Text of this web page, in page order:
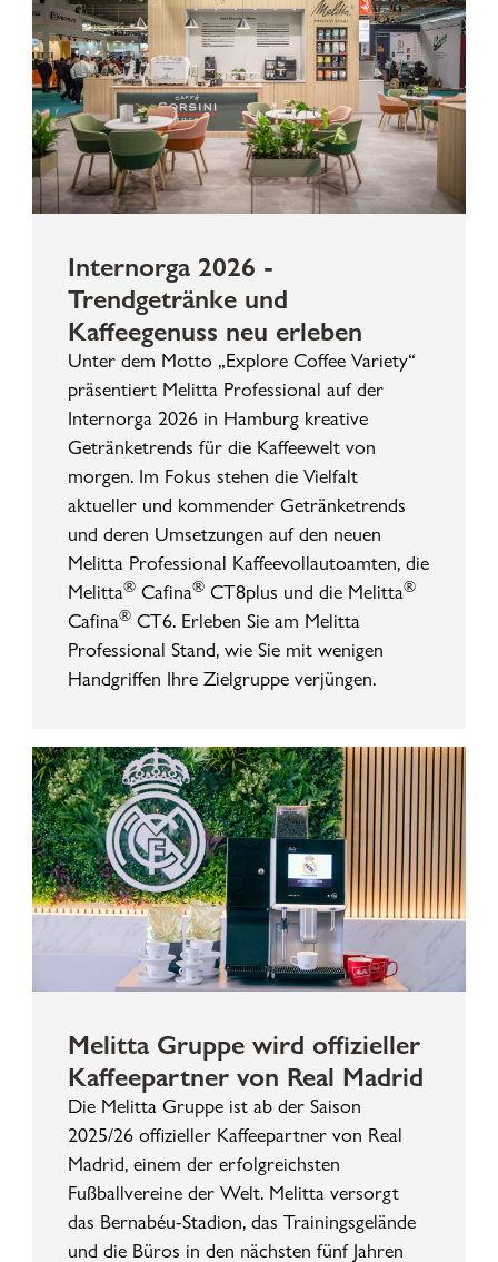
Internorga 2026 -
Trendgetränke und
Kaffeegenuss neu erleben
Unter dem Motto „Explore Coffee Variety“
präsentiert Melitta Professional auf der
Internorga 2026 in Hamburg kreative
Getränketrends für die Kaffeewelt von
morgen. Im Fokus stehen die Vielfalt
aktueller und kommender Getränketrends
und deren Umsetzungen auf den neuen
Melitta Professional Kaffeevollautoamten, die
Melitta® Cafina® CT8plus und die Melitta®
Cafina® CT6. Erleben Sie am Melitta
Professional Stand, wie Sie mit wenigen
Handgriffen Ihre Zielgruppe verjüngen.
Melitta Gruppe wird offizieller
Kaffeepartner von Real Madrid
Die Melitta Gruppe ist ab der Saison
2025/26 offizieller Kaffeepartner von Real
Madrid, einem der erfolgreichsten
Fußballvereine der Welt. Melitta versorgt
das Bernabéu-Stadion, das Trainingsgelände
und die Büros in den nächsten fünf Jahren